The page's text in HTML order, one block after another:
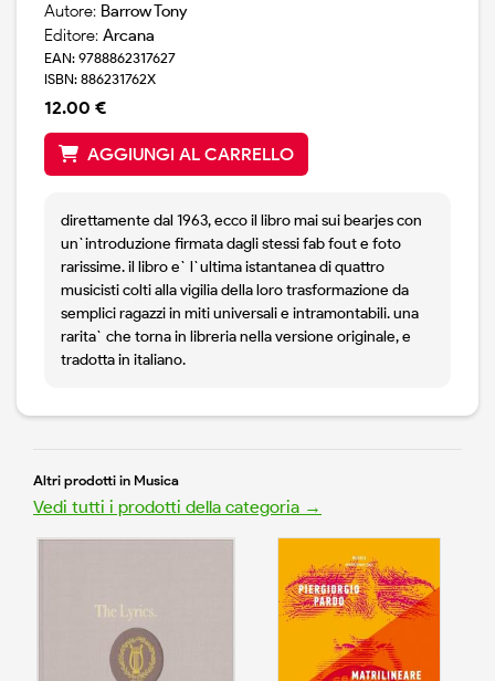
Autore: Barrow Tony
Editore: Arcana
EAN: 9788862317627
ISBN: 886231762X
12.00 €
AGGIUNGI AL CARRELLO
direttamente dal 1963, ecco il libro mai sui bearjes con
un`introduzione firmata dagli stessi fab fout e foto
rarissime. il libro e` l`ultima istantanea di quattro
musicisti colti alla vigilia della loro trasformazione da
semplici ragazzi in miti universali e intramontabili. una
rarita` che torna in libreria nella versione originale, e
tradotta in italiano.
Altri prodotti in Musica
Vedi tutti i prodotti della categoria →